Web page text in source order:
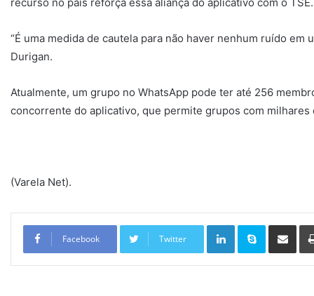
“É uma medida de cautela para não haver nenhum ruído em
Durigan.
Atualmente, um grupo no WhatsApp pode ter até 256
concorrente do aplicativo, que permite grupos com milhares
(Varela Net).
Facebook Twitter
Linkedin Skype